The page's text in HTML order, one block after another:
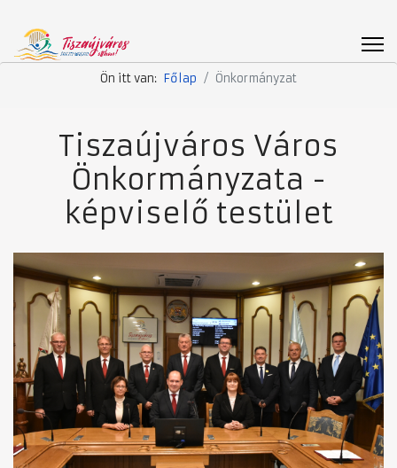
Ön itt van: Főlap Önkormányzat
Tiszaújváros Város
Önkormányzata -
képviselő testület